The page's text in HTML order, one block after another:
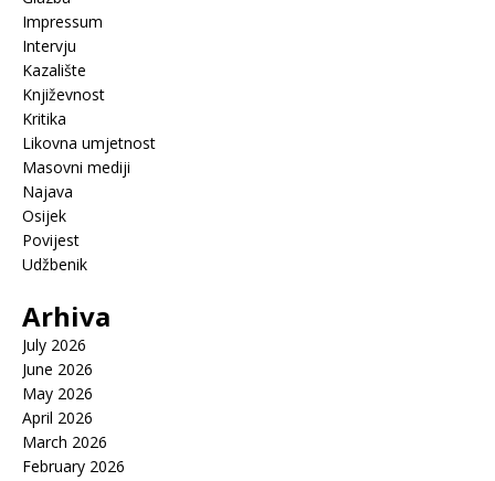
Impressum
Intervju
Kazalište
Književnost
Kritika
Likovna umjetnost
Masovni mediji
Najava
Osijek
Povijest
Udžbenik
Arhiva
July 2026
June 2026
May 2026
April 2026
March 2026
February 2026